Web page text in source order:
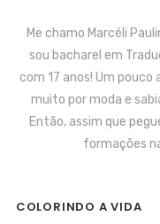
Me chamo Marcéli
sou bacharel em
com 17 anos! Um
muito por moda e
Então, assim que
formações
COLORINDO A VIDA